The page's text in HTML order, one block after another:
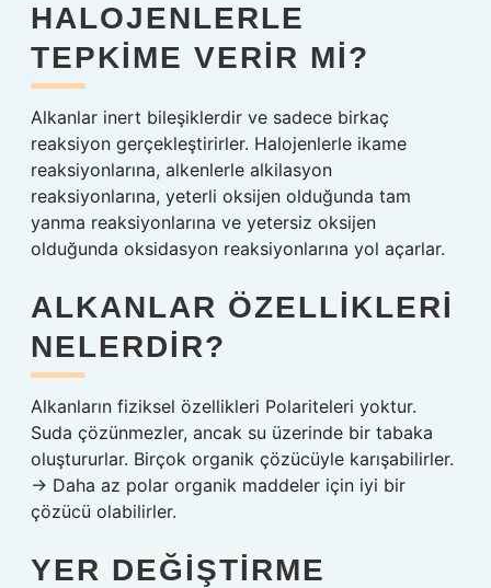
HALOJENLERLE
TEPKIME VERIR MI?
Alkanlar inert bileşiklerdir ve sadece birkaç
reaksiyon gerçekleştirirler. Halojenlerle ikame
reaksiyonlarına, alkenlerle alkilasyon
reaksiyonlarına, yeterli oksijen olduğunda tam
yanma reaksiyonlarına ve yetersiz oksijen
olduğunda oksidasyon reaksiyonlarına yol açarlar.
ALKANLAR ÖZELLIKLERI
NELERDIR?
Alkanların fiziksel özellikleri Polariteleri yoktur.
Suda çözünmezler, ancak su üzerinde bir tabaka
oluştururlar. Birçok organik çözücüyle karışabilirler.
→ Daha az polar organik maddeler için iyi bir
çözücü olabilirler.
YER DEĞIŞTIRME